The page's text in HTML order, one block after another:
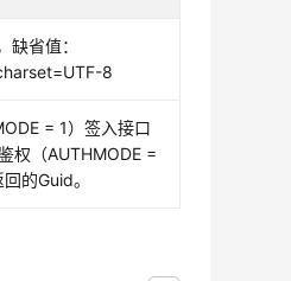
缺省值：
8
= 1）签入接口
权（AUTHMODE =
的Guid。